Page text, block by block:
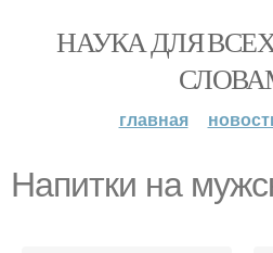
НАУКА ДЛЯ
главная
Напитки на